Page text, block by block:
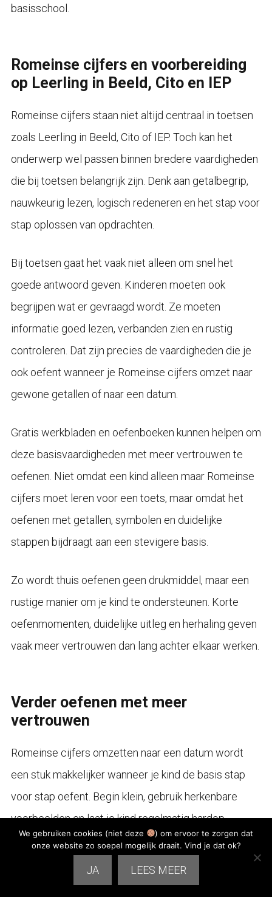
basisschool.
Romeinse cijfers en voorbereiding
op Leerling in Beeld, Cito en IEP
Romeinse cijfers staan niet altijd centraal in toetsen
zoals Leerling in Beeld, Cito of IEP. Toch kan het
onderwerp wel passen binnen bredere vaardigheden
die bij toetsen belangrijk zijn. Denk aan getalbegrip,
nauwkeurig lezen, logisch redeneren en het stap voor
stap oplossen van opdrachten.
Bij toetsen gaat het vaak niet alleen om snel het
goede antwoord geven. Kinderen moeten ook
begrijpen wat er gevraagd wordt. Ze moeten
informatie goed lezen, verbanden zien en rustig
controleren. Dat zijn precies de vaardigheden die je
ook oefent wanneer je Romeinse cijfers omzet naar
gewone getallen of naar een datum.
Gratis werkbladen en oefenboeken kunnen helpen om
deze basisvaardigheden met meer vertrouwen te
oefenen. Niet omdat een kind alleen maar Romeinse
cijfers moet leren voor een toets, maar omdat het
oefenen met getallen, symbolen en duidelijke
stappen bijdraagt aan een stevigere basis.
Zo wordt thuis oefenen geen drukmiddel, maar een
rustige manier om je kind te ondersteunen. Korte
oefenmomenten, duidelijke uitleg en herhaling geven
vaak meer vertrouwen dan lang achter elkaar werken.
Verder oefenen met meer
vertrouwen
Romeinse cijfers omzetten naar een datum wordt
een stuk makkelijker wanneer je kind de basis stap
voor stap oefent. Begin klein, gebruik herkenbare
voorbeelden en laat je kind regelmatig hardop
uitleggen hoe het tot een antwoord komt.
Wil je je kind thuis breder ondersteunen met rekenen,
We gebruiken cookies (niet deze
) om ervoor te zorgen dat
onze website zo soepel mogelijk draait. Vind je dat ok?
JA LEES MEER